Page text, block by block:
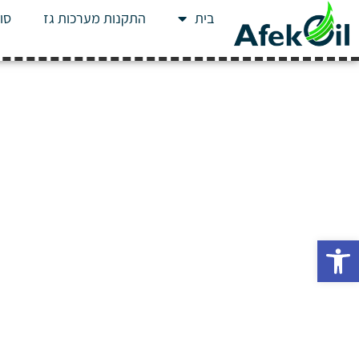
פתח סרגל נגישות
בית התקנות מערכות גז